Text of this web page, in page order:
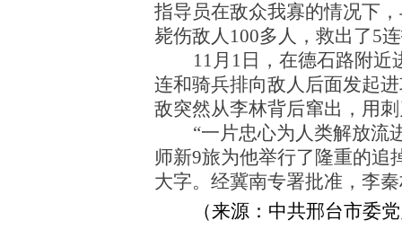
指导员在敌众我寡的情况下
毙伤敌人100多人，救出了5
11月1日，在德石路附近
连和骑兵排向敌人后面发起
敌突然从李林背后窜出，用
“一片忠心为人类解放流
师新9旅为他举行了隆重的追
大字。经冀南专署批准，李
（来源：中共邢台市委